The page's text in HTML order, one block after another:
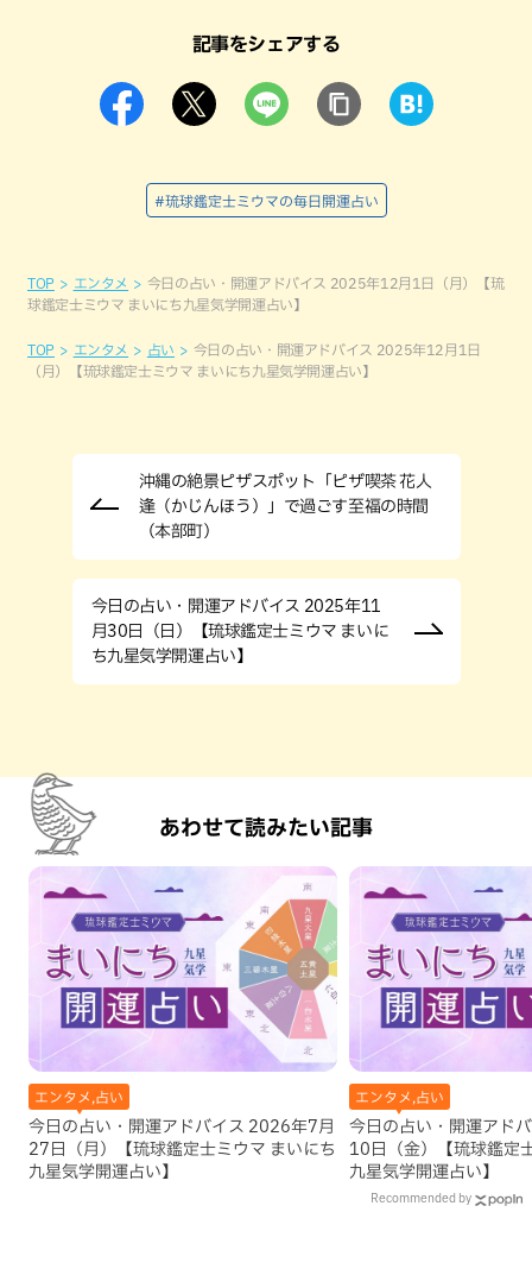
記事をシェアする
#琉球鑑定士ミウマの毎日開運占い
TOP エンタメ
今日の占い・開運アドバイス 2025年12月1日（月）【琉
球鑑定士ミウマ まいにち九星気学開運占い】
TOP エンタメ 占い
今日の占い・開運アドバイス 2025年12月1日
（月）【琉球鑑定士ミウマ まいにち九星気学開運占い】
沖縄の絶景ピザスポット「ピザ喫茶 花人
逢（かじんほう）」で過ごす至福の時間
（本部町）
今日の占い・開運アドバイス 2025年11
月30日（日）【琉球鑑定士ミウマ まいに
ち九星気学開運占い】
あわせて読みたい記事
エンタメ,占い
今日の占い・開運アドバイス 2026年7月
27日（月）【琉球鑑定士ミウマ まいにち
九星気学開運占い】
エンタメ,占い
今日の占い・開運アド
10日（金）【琉球鑑定
九星気学開運占い】
Recommended by